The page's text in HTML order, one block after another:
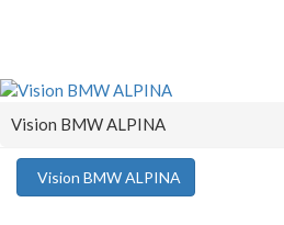
Vision BMW ALPINA
Vision BMW ALPINA